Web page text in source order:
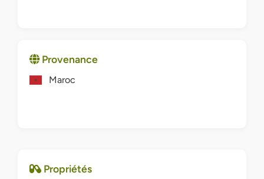
Provenance
Maroc
Propriétés